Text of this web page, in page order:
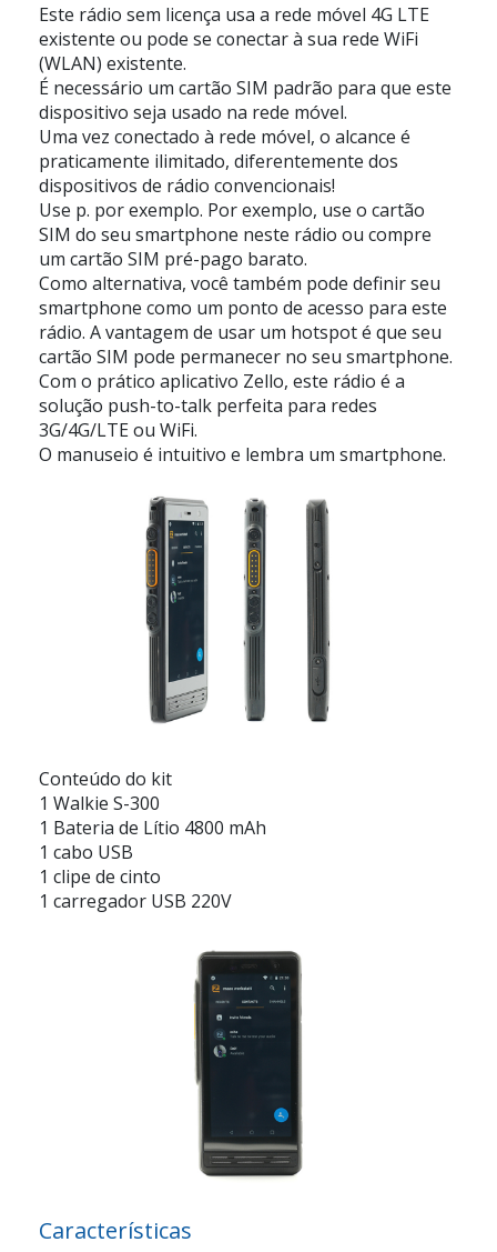
Este rádio sem licença usa a rede móvel 4G LTE
existente ou pode se conectar à sua rede WiFi
(WLAN) existente.
É necessário um cartão SIM padrão para que este
dispositivo seja usado na rede móvel.
Uma vez conectado à rede móvel, o alcance é
praticamente ilimitado, diferentemente dos
dispositivos de rádio convencionais!
Use p. por exemplo. Por exemplo, use o cartão
SIM do seu smartphone neste rádio ou compre
um cartão SIM pré-pago barato.
Como alternativa, você também pode definir seu
smartphone como um ponto de acesso para este
rádio. A vantagem de usar um hotspot é que seu
cartão SIM pode permanecer no seu smartphone.
Com o prático aplicativo Zello, este rádio é a
solução push-to-talk perfeita para redes
3G/4G/LTE ou WiFi.
O manuseio é intuitivo e lembra um smartphone.
Conteúdo do kit
1 Walkie S-300
1 Bateria de Lítio 4800 mAh
1 cabo USB
1 clipe de cinto
1 carregador USB 220V
Características